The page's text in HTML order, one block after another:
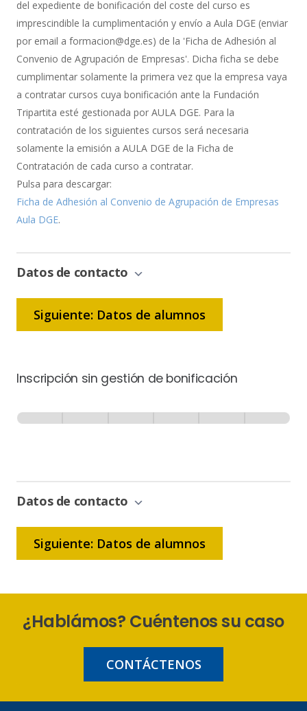
del expediente de bonificación del coste del curso es
imprescindible la cumplimentación y envío a Aula DGE (enviar
por email a formacion@dge.es) de la 'Ficha de Adhesión al
Convenio de Agrupación de Empresas'. Dicha ficha se debe
cumplimentar solamente la primera vez que la empresa vaya
a contratar cursos cuya bonificación ante la Fundación
Tripartita esté gestionada por AULA DGE. Para la
contratación de los siguientes cursos será necesaria
solamente la emisión a AULA DGE de la Ficha de
Contratación de cada curso a contratar.
Pulsa para descargar:
Ficha de Adhesión al Convenio de Agrupación de Empresas
Aula DGE.
Datos de contacto
Siguiente: Datos de alumnos
Inscripción sin gestión de bonificación
-
Bonificación
Datos de contacto
Siguiente: Datos de alumnos
¿Hablámos? Cuéntenos su caso
CONTÁCTENOS